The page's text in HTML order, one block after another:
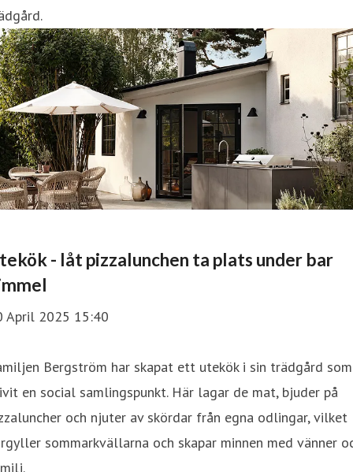
- låt pizzalunchen ta plats under bar
April 2025 15:40
Bergström har skapat ett utekök i sin trädgård som
en social samlingspunkt. Här lagar de mat, bjuder på
och njuter av skördar från egna odlingar, vilket
sommarkvällarna och skapar minnen med vänner